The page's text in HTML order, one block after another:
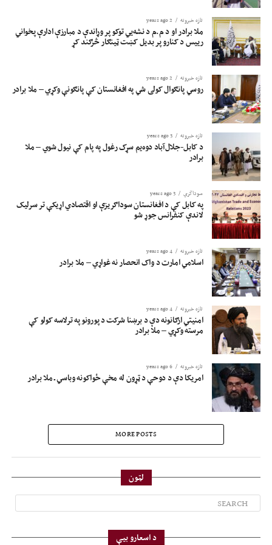
تازه خبرونه 2 years ago
ملا برادر او د م.م د نشه‌يي توکو پر وړاندې د مبارزې ادارې پخواني
رییس د کنارو پر بدیل کښت ټینګار څرګند کړ
تازه خبرونه 2 years ago
روسي پانګوال کولی شي په افغانستان کې پانګونې وکړي – ملا برادر
تازه خبرونه 3 years ago
د کابل-جلال‌آباد دوه‌یم سړک رغول په پام کې نیول شوي – ملا
برادر
سوداگري 3 years ago
په کابل کې د افغانستان سوداګریزې او اقتصادي اړیکې تر سرلیک
لاندې کنفرانس جوړ شو
تازه خبرونه 4 years ago
اسلامي امارت د واک انحصار نه غواړي – ملا برادر
تازه خبرونه 4 years ago
امنیتي ارګانونه دې د برښنا شرکت د پورونو په ترلاسه کولو کې
مرسته وکړي – ملا برادر
تازه خبرونه 6 years ago
امریکا دې د دوحې د ټړون له مخې ځواکونه وباسي ـ ملا برادر
MORE POSTS
لټون
د اسعارو بیې